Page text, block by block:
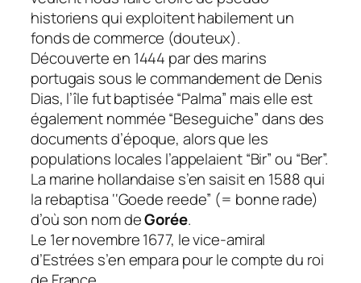
historiens qui exploitent habilement un
fonds de commerce (douteux).
Découverte en 1444 par des marins
portugais sous le commandement de Denis
Dias, l’île fut baptisée “Palma” mais elle est
également nommée “Beseguiche” dans des
documents d’époque, alors que les
populations locales l’appelaient “Bir” ou “Ber”.
La marine hollandaise s’en saisit en 1588 qui
la rebaptisa ‘‘Goede reede” (= bonne rade)
d’où son nom deGorée.
Le 1er novembre 1677, le vice-amiral
d’Estrées s’en empara pour le compte du roi